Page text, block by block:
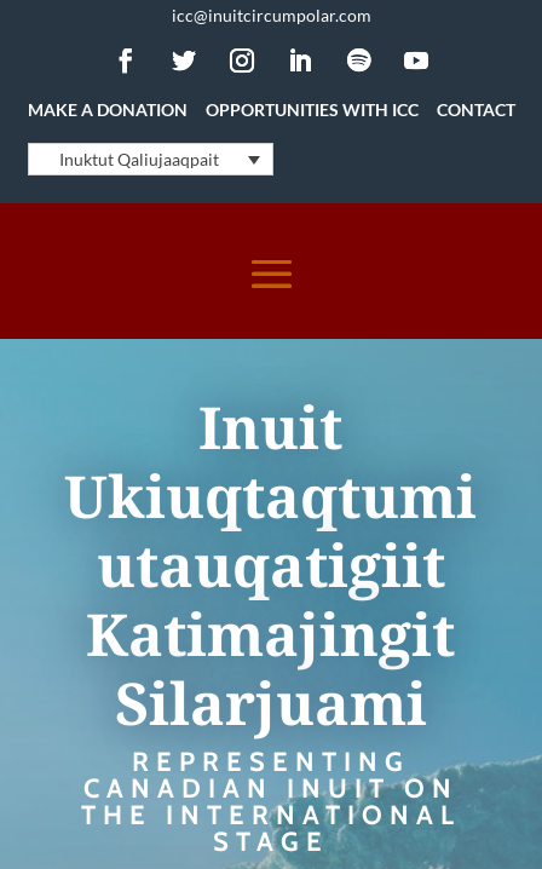
icc@inuitcircumpolar.com
MAKE A DONATION OPPORTUNITIES WITH ICC CONTACT
Inuktut Qaliujaaqpait
Inuit
Ukiuqtaqtumi
utauqatigiit
Katimajingit
Silarjuami
REPRESENTING
CANADIAN INUIT ON
THE INTERNATIONAL
STAGE